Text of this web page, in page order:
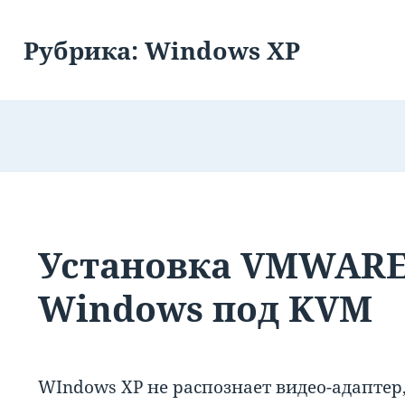
Рубрика:Windows XP
Установка
Windows под KVM
WIndows XP не распознает видео-